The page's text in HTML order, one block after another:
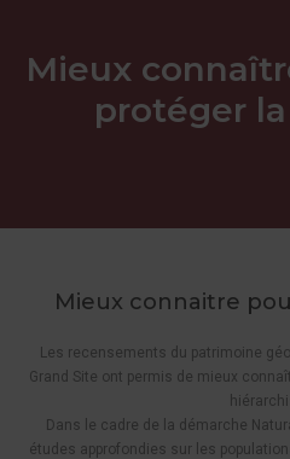
Mieux
protéger
Mieux connaitre
Les recensements du patrimoine
Grand Site ont permis de mieux
Dans le cadre de la démarche
études approfondies sur les